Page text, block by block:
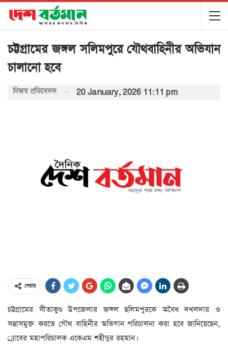
চট্টগ্রামের জঙ্গল সলিমপুরে যৌথবাহিনীর অভিযান
চালানো হবে
নিজস্ব প্রতিবেদক 20 January, 2026 11:11 pm
শেয়ার
চট্টগ্রামের সীতাকুণ্ড উপজেলার জঙ্গল ছলিমপুরকে অবৈধ দখলদার ও
সন্ত্রাসমুক্ত করতে যৌথ বাহিনীর অভিযান পরিচালনা করা হবে জানিয়েছেন,
র্্যাবের মহাপরিচালক একেএম শহীদুর রহমান।